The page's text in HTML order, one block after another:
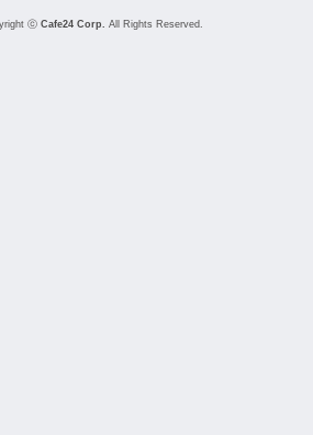
ⓒ Cafe24 Corp. All Rights Reserved.